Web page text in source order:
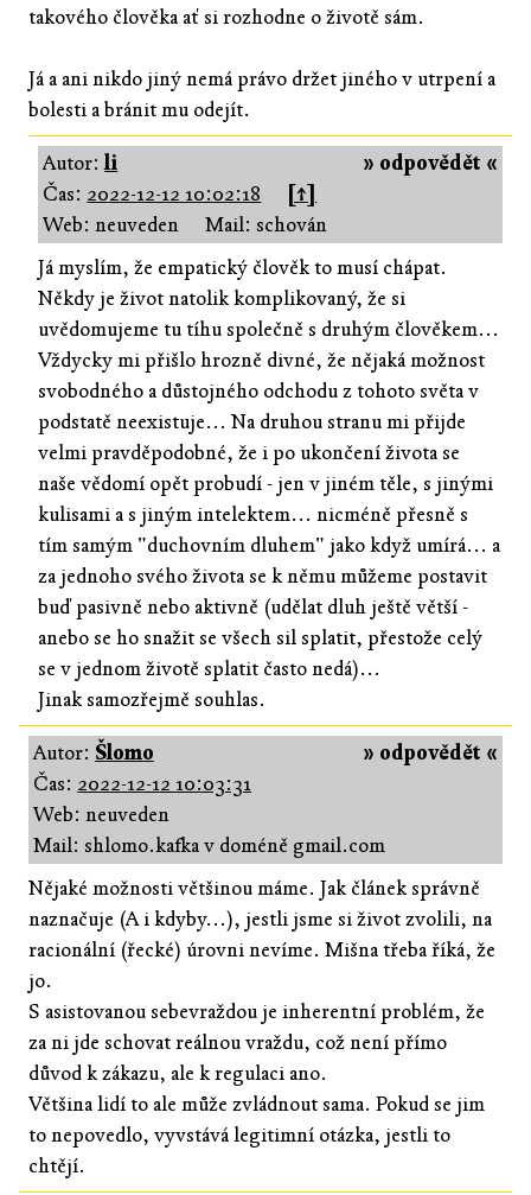
takového člověka ať si rozhodne o životě sám.
Já a ani nikdo jiný nemá právo držet jiného v utrpení a
bolesti a bránit mu odejít.
» odpovědět «
Autor:li
Čas: 2022-12-12 10:02:18
[↑]
Web: neuveden
Mail: schován
Já myslím, že empatický člověk to musí chápat.
Někdy je život natolik komplikovaný, že si
uvědomujeme tu tíhu společně s druhým člověkem...
Vždycky mi přišlo hrozně divné, že nějaká možnost
svobodného a důstojného odchodu z tohoto světa v
podstatě neexistuje... Na druhou stranu mi přijde
velmi pravděpodobné, že i po ukončení života se
naše vědomí opět probudí - jen v jiném těle, s jinými
kulisami a s jiným intelektem... nicméně přesně s
tím samým "duchovním dluhem" jako když umírá... a
za jednoho svého života se k němu můžeme postavit
buď pasivně nebo aktivně (udělat dluh ještě větší -
anebo se ho snažit se všech sil splatit, přestože celý
se v jednom životě splatit často nedá)...
Jinak samozřejmě souhlas.
» odpovědět «
Autor: Šlomo
Čas: 2022-12-12 10:03:31
Web: neuveden
Mail: shlomo.kafka v doméně gmail.com
Nějaké možnosti většinou máme. Jak článek správně
naznačuje (A i kdyby...), jestli jsme si život zvolili, na
racionální (řecké) úrovni nevíme. Mišna třeba říká, že
jo.
S asistovanou sebevraždou je inherentní problém, že
za ni jde schovat reálnou vraždu, což není přímo
důvod k zákazu, ale k regulaci ano.
Většina lidí to ale může zvládnout sama. Pokud se jim
to nepovedlo, vyvstává legitimní otázka, jestli to
chtějí.